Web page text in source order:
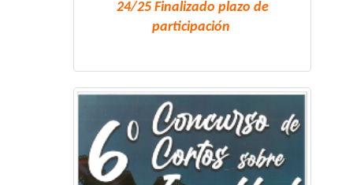
24/25 Finalizado plazo de
participación